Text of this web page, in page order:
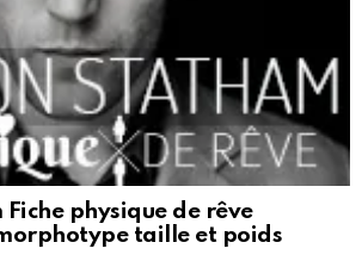
physique de rêve
taille et poids